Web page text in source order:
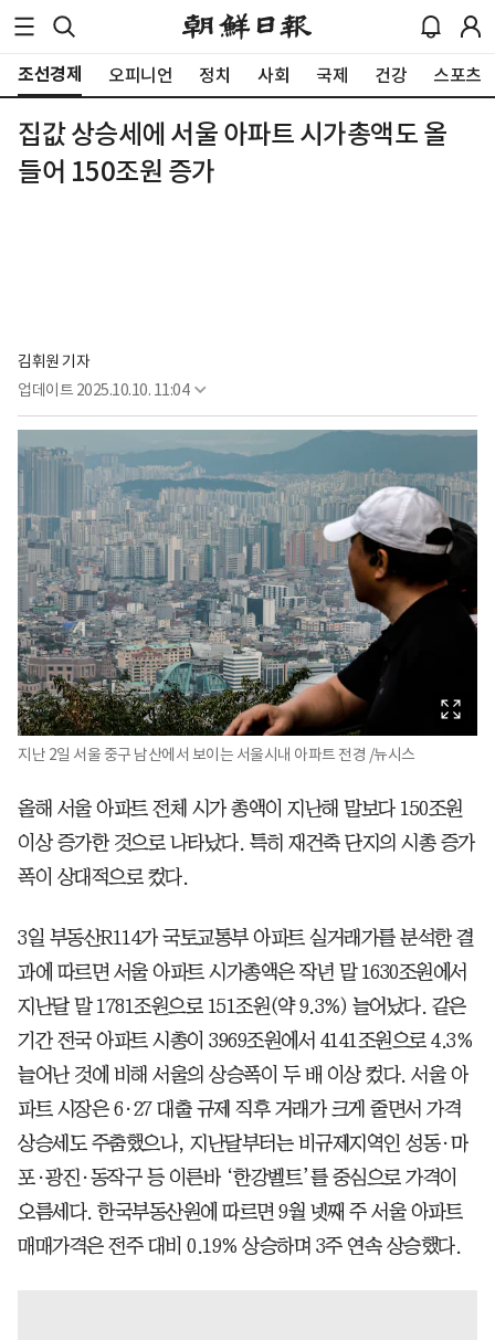
조선경제 오피니언 정치 사회 국제 건강 스포츠
집값 상승세에 서울 아파트 시가총액도 올
들어 150조원 증가
김휘원 기자
업데이트 2025.10.10. 11:04
지난 2일 서울 중구 남산에서 보이는 서울시내 아파트 전경 /뉴시스
올해 서울 아파트 전체 시가 총액이 지난해 말보다 150조원
이상 증가한 것으로 나타났다. 특히 재건축 단지의 시총 증가
폭이 상대적으로 컸다.
3일 부동산R114가 국토교통부 아파트 실거래가를 분석한 결
과에 따르면 서울 아파트 시가총액은 작년 말 1630조원에서
지난달 말 1781조원으로 151조원(약 9.3%) 늘어났다. 같은
기간 전국 아파트 시총이 3969조원에서 4141조원으로 4.3%
늘어난 것에 비해 서울의 상승폭이 두 배 이상 컸다. 서울 아
파트 시장은 6·27 대출 규제 직후 거래가 크게 줄면서 가격
상승세도 주춤했으나, 지난달부터는 비규제지역인 성동·마
포·광진·동작구 등 이른바 ‘한강벨트’를 중심으로 가격이
오름세다. 한국부동산원에 따르면 9월 넷째 주 서울 아파트
매매가격은 전주 대비 0.19% 상승하며 3주 연속 상승했다.